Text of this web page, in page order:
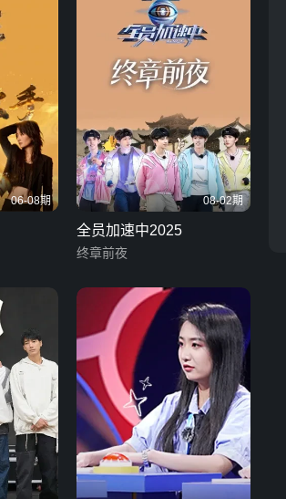
06-08期 08-02期
全员加速中2025
终章前夜